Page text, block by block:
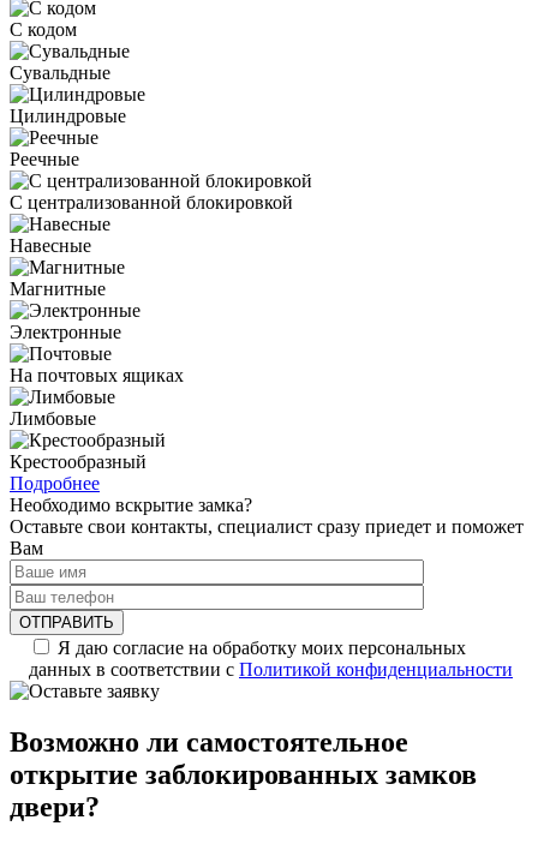
С кодом
Сувальдные
Цилиндровые
Реечные
С централизованной блокировкой
Навесные
Магнитные
Электронные
На почтовых ящиках
Лимбовые
Крестообразный
Подробнее
Необходимо вскрытие замка?
Оставьте свои контакты, специалист сразу приедет и поможет
Вам
Я даю согласие на обработку моих персональных
данных в соответствии с Политикой конфиденциальности
Возможно ли самостоятельное
открытие заблокированных замков
двери?